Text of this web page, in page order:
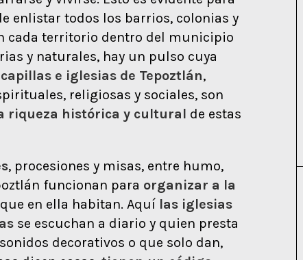
enlistar todos los barrios, colonias y
cada territorio dentro del municipio
y naturales, hay un pulso cuya
capillas e iglesias de Tepoztlán,
religiosas y sociales, son
riqueza histórica y cultural de estas
, procesiones y misas, entre humo,
funcionan para organizar a la
en ella habitan. Aquí las iglesias
se escuchan a diario y quien presta
decorativos o que solo dan,